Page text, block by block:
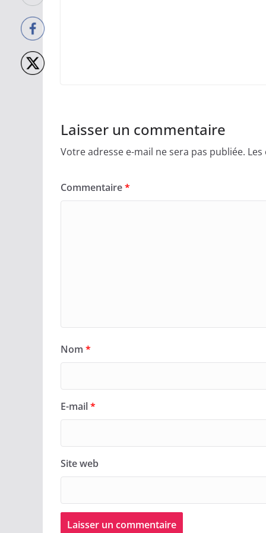
Laisser un commentaire
Votre adresse e-mail ne sera pas publiée.
Commentaire*
Nom *
E-mail*
Site web